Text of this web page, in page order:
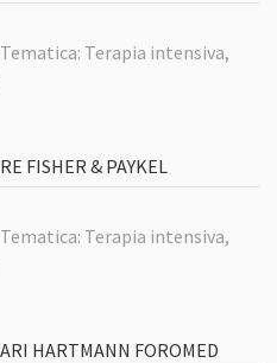
Tematica: Terapia intensiva,
FISHER & PAYKEL
Tematica: Terapia intensiva,
HARTMANN FOROMED